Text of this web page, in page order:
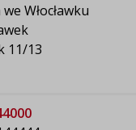
Włocławku
11/13